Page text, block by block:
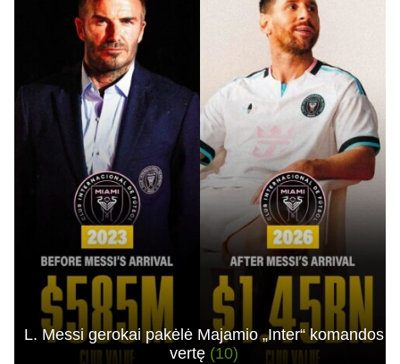
L. Messi gerokai pakėlė Majamio „Inter“ komandos
vertę (10)